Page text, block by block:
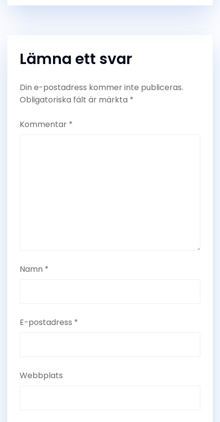
Lämna ett svar
Din e-postadress kommer inte publiceras.
Obligatoriska fält är märkta *
Kommentar *
Namn *
E-postadress *
Webbplats